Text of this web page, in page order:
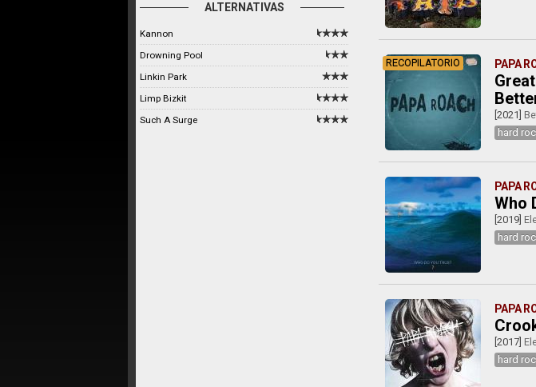
ALTERNATIVAS
Kannon
Drowning Pool
Linkin Park
Limp Bizkit
Such A Surge
RECOPILATORIO PAPA
[2021]
hard
PAPA
Who
[2019]
hard
PAPA
[2017]
hard